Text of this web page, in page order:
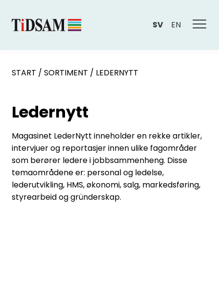
SV EN
START / SORTIMENT / LEDERNYTT
Ledernytt
Magasinet LederNytt inneholder en rekke artikler,
intervjuer og reportasjer innen ulike fagområder
som berører ledere i jobbsammenheng. Disse
temaområdene er: personal og ledelse,
lederutvikling, HMS, økonomi, salg, markedsføring,
styrearbeid og gründerskap.